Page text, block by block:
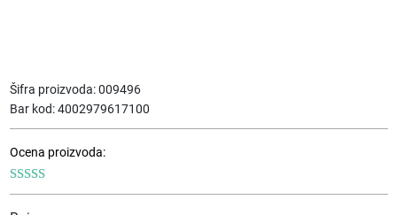
Bar kod:4002979617100
Šifra proizvoda:009496
Ocena proizvoda: